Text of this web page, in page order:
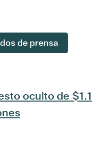
de prensa
oculto de $1.1